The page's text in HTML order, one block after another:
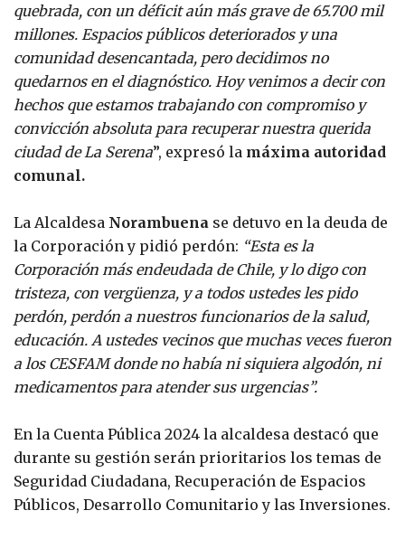
quebrada, con un déficit aún más grave de 65.700 mil
millones. Espacios públicos deteriorados y una
comunidad desencantada, pero decidimos no
quedarnos en el diagnóstico. Hoy venimos a decir con
hechos que estamos trabajando con compromiso y
convicción absoluta para recuperar nuestra querida
ciudad de La Serena”, expresó la máxima autoridad
comunal.
La Alcaldesa Norambuena se detuvo en la deuda de
la Corporación y pidió perdón: “Esta es la
Corporación más endeudada de Chile, y lo digo con
tristeza, con vergüenza, y a todos ustedes les pido
perdón, perdón a nuestros funcionarios de la salud,
educación. A ustedes vecinos que muchas veces fueron
a los CESFAM donde no había ni siquiera algodón, ni
medicamentos para atender sus urgencias”.
En la Cuenta Pública 2024 la alcaldesa destacó que
durante su gestión serán prioritarios los temas de
Seguridad Ciudadana, Recuperación de Espacios
Públicos, Desarrollo Comunitario y las Inversiones.